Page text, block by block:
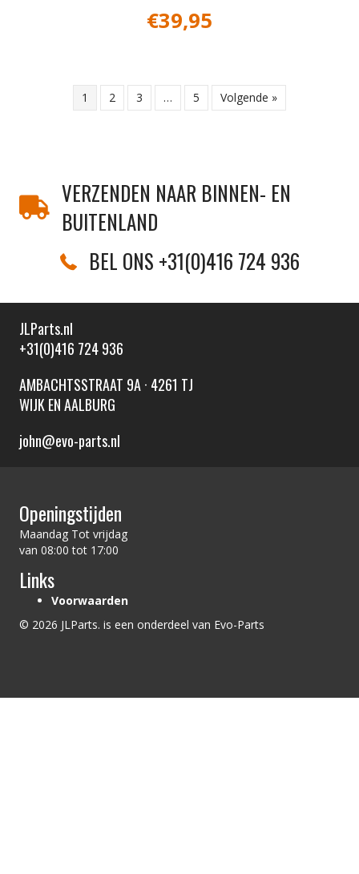
€39,95
1 2 3 … 5 Volgende »
VERZENDEN NAAR BINNEN- EN
BUITENLAND
BEL ONS +31(0)416 724 936
JLParts.nl
+31(0)416 724 936
AMBACHTSSTRAAT 9A · 4261 TJ
WIJK EN AALBURG
john@evo-parts.nl
Openingstijden
Maandag Tot vrijdag
van 08:00 tot 17:00
Links
Voorwaarden
© 2026 JLParts. is een onderdeel van Evo-Parts